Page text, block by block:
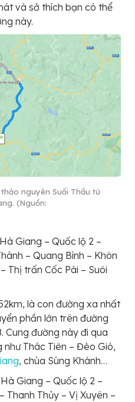
và sở thích bạn có thể
này.
nguyên Suối Thầu từ
(Nguồn:
Giang – Quốc lộ 2 –
– Quang Bình – Khôn
Thị trấn Cốc Pài – Suôi
là con đường xa nhất
phần lớn trên đường
Cung đường này đi qua
như Thác Tiên – Đèo Gió,
, chùa Sùng Khánh…
Giang – Quốc lộ 2 –
Thủy – Vị Xuyên –